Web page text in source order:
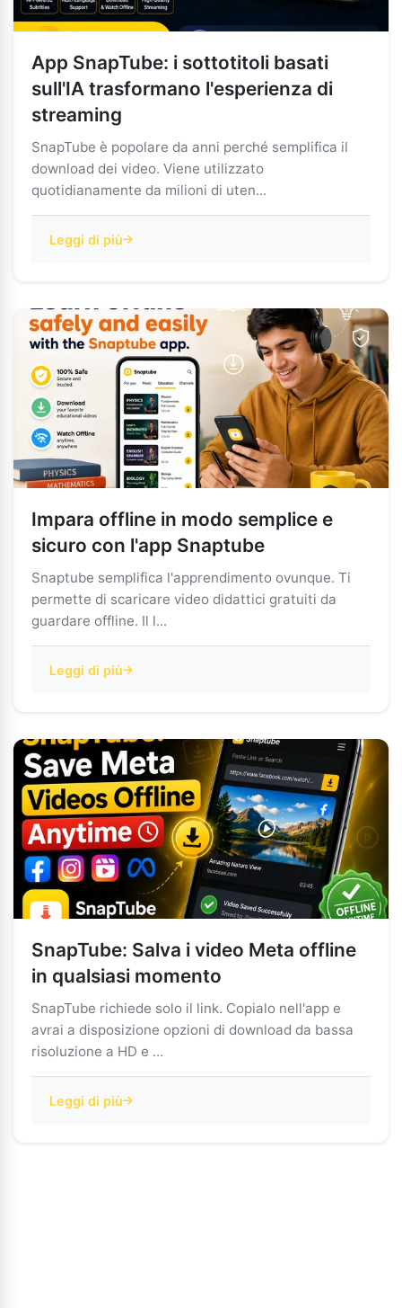
App SnapTube: i sottotitoli basati
sull'IA trasformano l'esperienza di
streaming
SnapTube è popolare da anni perché semplifica il
download dei video. Viene utilizzato
quotidianamente da milioni di uten...
Leggi di più
Impara offline in modo semplice e
sicuro con l'app Snaptube
Snaptube semplifica l'apprendimento ovunque. Ti
permette di scaricare video didattici gratuiti da
guardare offline. Il l...
Leggi di più
SnapTube: Salva i video Meta offline
in qualsiasi momento
SnapTube richiede solo il link. Copialo nell'app e
avrai a disposizione opzioni di download da bassa
risoluzione a HD e ...
Leggi di più